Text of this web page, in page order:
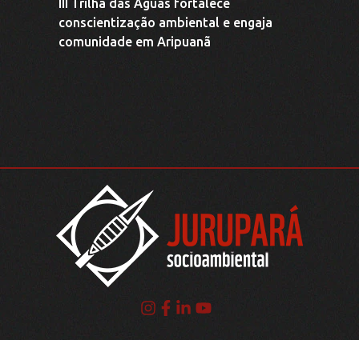
III Trilha das Águas fortalece
conscientização ambiental e engaja
comunidade em Aripuanã